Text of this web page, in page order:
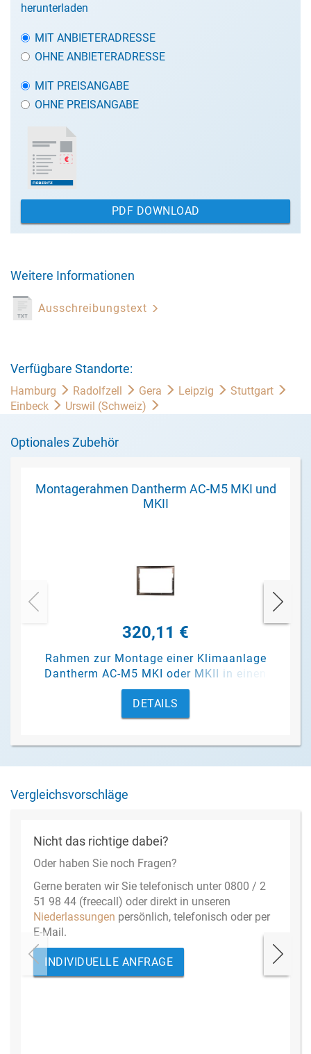
herunterladen
MIT ANBIETERADRESSE
OHNE ANBIETERADRESSE
MIT PREISANGABE
OHNE PREISANGABE
PDF DOWNLOAD
Weitere Informationen
Ausschreibungstext
Verfügbare Standorte:
Hamburg Radolfzell Gera Leipzig
Stuttgart
Einbeck
Urswil (Schweiz)
Optionales Zubehör
Montagerahmen Dantherm AC-M5 MKI und
MKII
320,11 €
Rahmen zur Montage einer Klimaanlage
Dantherm AC-M5 MKI oder MKII in einen
Container.
DETAILS
Vergleichsvorschläge
Nicht das richtige dabei?
Oder haben Sie noch Fragen?
Gerne beraten wir Sie telefonisch unter 0800 / 2
51 98 44 (freecall) oder direkt in unseren
Niederlassungen persönlich, telefonisch oder per
E-Mail.
INDIVIDUELLE ANFRAGE